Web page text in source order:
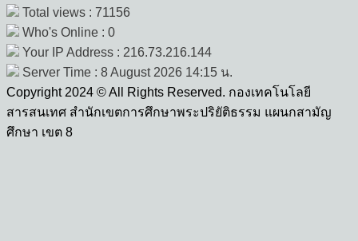
Total views : 71156
Who's Online : 0
Your IP Address : 216.73.216.144
Server Time : 8 August 2026 14:15 น.
Copyright 2024 © All Rights Reserved. กองเทคโนโลยี
สารสนเทศ สำนักเขตการศึกษาพระปริยัติธรรม แผนกสามัญ
ศึกษา เขต 8